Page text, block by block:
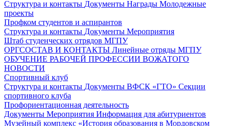
Структура и контакты Документы Награды Молодежные
проекты
Профком студентов и аспирантов
Структура и контакты Документы Мероприятия
Штаб студенческих отрядов МГПУ
ОРГСОСТАВ И КОНТАКТЫ Линейные отряды МГПУ
ОБУЧЕНИЕ РАБОЧЕЙ ПРОФЕССИИ ВОЖАТОГО
НОВОСТИ
Спортивный клуб
Структура и контакты Документы ВФСК «ГТО» Секции
спортивного клуба
Профориентационная деятельность
Документы Мероприятия Информация для абитуриентов
Музейный комплекс «История образования в Мордовском